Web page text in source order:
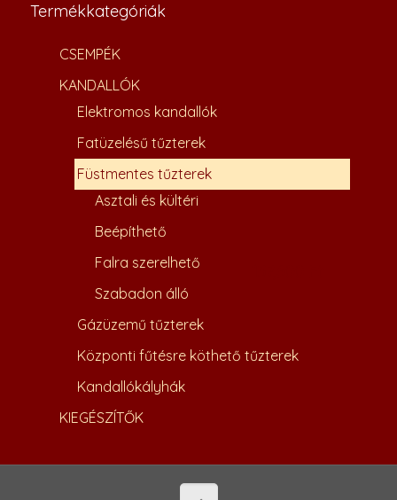
Termékkategóriák
CSEMPÉK
KANDALLÓK
Elektromos kandallók
Fatüzelésű tűzterek
Füstmentes tűzterek
Asztali és kültéri
Beépíthető
Falra szerelhető
Szabadon álló
Gázüzemű tűzterek
Központi fűtésre köthető tűzterek
Kandallókályhák
KIEGÉSZÍTŐK